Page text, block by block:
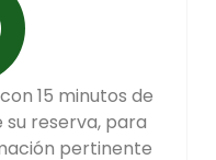
15 minutos de
reserva, para
pertinente